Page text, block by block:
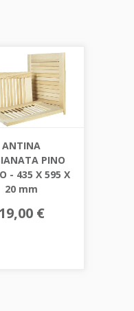
ANTINA
PINO
- 435 X 595 X
20 mm
19,00 €